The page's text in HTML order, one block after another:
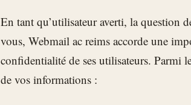
En tant qu’utilisateur averti, la question
vous, Webmail ac reims accorde une
confidentialité de ses utilisateurs. Parmi
de vos informations :